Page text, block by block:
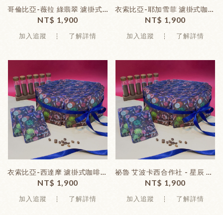
哥倫比亞-薇拉 綠翡翠 濾掛式咖啡-50入/組 (無包裝盒)
NT$ 1,900
加入追蹤 了解詳情
衣索比亞-耶加雪菲 濾掛式咖啡-50入/組 (無包裝盒)
NT$ 1,900
加入追蹤 了解詳情
衣索比亞-西達摩 濾掛式咖啡-50入/組 (無包裝盒)
NT$ 1,900
加入追蹤 了解詳情
祕魯 艾波卡西合作社 - 星辰 G1 濾掛式咖啡-50入/組 (無包裝盒)
NT$ 1,900
加入追蹤 了解詳情